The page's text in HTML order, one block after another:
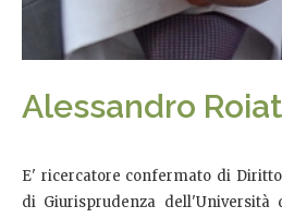
Alessandro
E' ricercatore confermato di
di Giurisprudenza